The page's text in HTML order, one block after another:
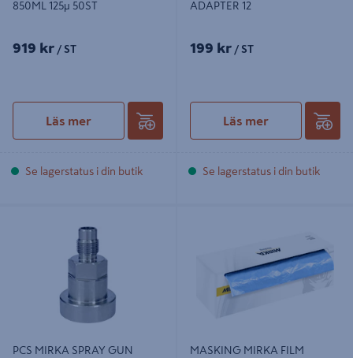
850ML 125µ 50ST
919 kr / ST
Läs mer
Se lagerstatus i din butik
ADAPTER 12
199 kr / ST
Läs mer
Se lagerstatus i din butik
PCS MIRKA SPRAY GUN
MASKING MIRKA FILM